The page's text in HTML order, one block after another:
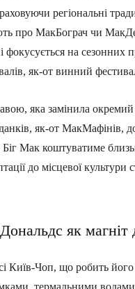
регіональні
про МакБограч чи
на сезонних
як-от винний
яка замінила окремий
як-от МакМафінів,
Біг Мак коштуватиме
до місцевої
як магніт
Київ-Чоп, що робить його
термальними